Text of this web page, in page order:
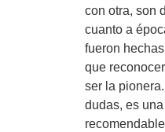
con otra, son
cuanto a
fueron
que
ser la
dudas, es